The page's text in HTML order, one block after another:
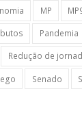
MP
Pandemia
Redução de
Senado